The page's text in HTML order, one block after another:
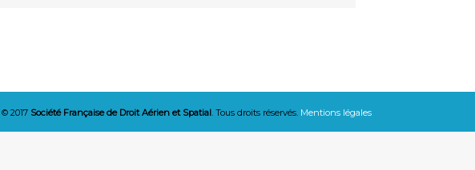
© 2017 Société Française de Droit Aérien et Spatial. Tous droits réservés. Mentions légales